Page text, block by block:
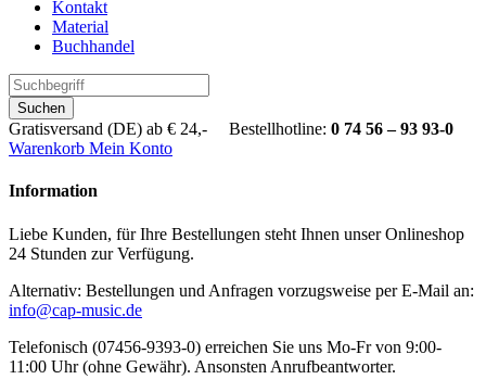
Kontakt
Material
Buchhandel
Suchen
Gratisversand (DE) ab € 24,- Bestellhotline: 0 74 56 – 93 93-0
Warenkorb Mein Konto
Information
Liebe Kunden, für Ihre Bestellungen steht Ihnen unser Onlineshop
24 Stunden zur Verfügung.
Alternativ: Bestellungen und Anfragen vorzugsweise per E-Mail an:
info@cap-music.de
Telefonisch (07456-9393-0) erreichen Sie uns Mo-Fr von 9:00-
11:00 Uhr (ohne Gewähr). Ansonsten Anrufbeantworter.